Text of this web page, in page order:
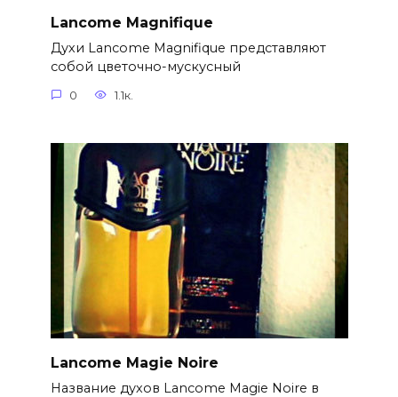
Lancome Magnifique
Духи Lancome Magnifique представляют
собой цветочно-мускусный
0 1.1к.
Lancome Magie Noire
Название духов Lancome Magie Noire в